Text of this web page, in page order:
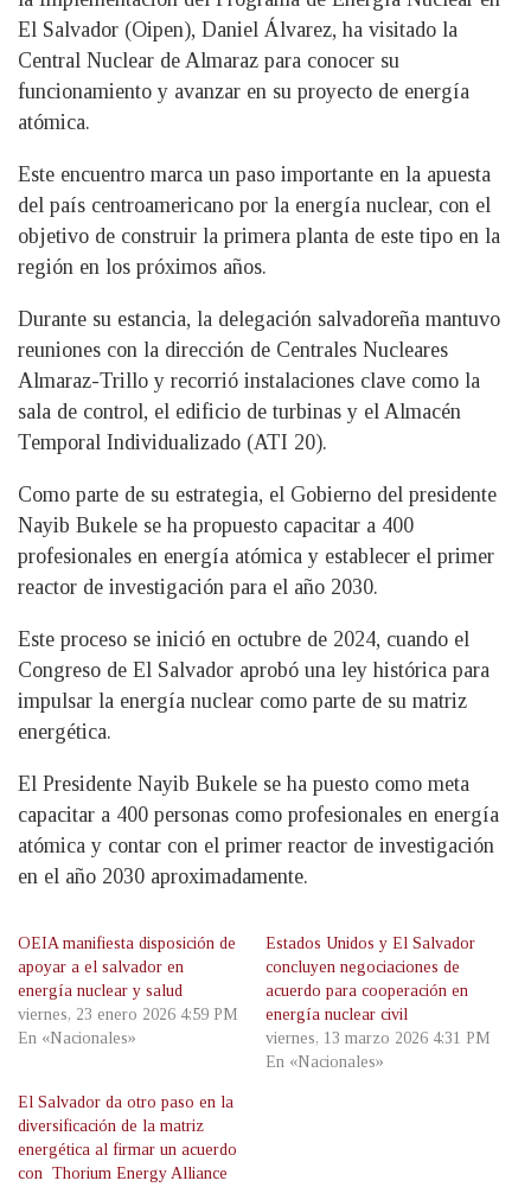
El Salvador (Oipen), Daniel Álvarez, ha visitado la
Central Nuclear de Almaraz para conocer su
funcionamiento y avanzar en su proyecto de energía
atómica.
Este encuentro marca un paso importante en la apuesta
del país centroamericano por la energía nuclear, con el
objetivo de construir la primera planta de este tipo en la
región en los próximos años.
Durante su estancia, la delegación salvadoreña mantuvo
reuniones con la dirección de Centrales Nucleares
Almaraz-Trillo y recorrió instalaciones clave como la
sala de control, el edificio de turbinas y el Almacén
Temporal Individualizado (ATI 20).
Como parte de su estrategia, el Gobierno del presidente
Nayib Bukele se ha propuesto capacitar a 400
profesionales en energía atómica y establecer el primer
reactor de investigación para el año 2030.
Este proceso se inició en octubre de 2024, cuando el
Congreso de El Salvador aprobó una ley histórica para
impulsar la energía nuclear como parte de su matriz
energética.
El Presidente Nayib Bukele se ha puesto como meta
capacitar a 400 personas como profesionales en energía
atómica y contar con el primer reactor de investigación
en el año 2030 aproximadamente.
OEIA manifiesta disposición de
apoyar a el salvador en
energía nuclear y salud
viernes, 23 enero 2026 4:59 PM
En «Nacionales»
Estados Unidos y El Salvador
concluyen negociaciones de
acuerdo para cooperación en
energía nuclear civil
viernes, 13 marzo 2026 4:31 PM
En «Nacionales»
El Salvador da otro paso en la
diversificación de la matriz
energética al firmar un acuerdo
con Thorium Energy Alliance